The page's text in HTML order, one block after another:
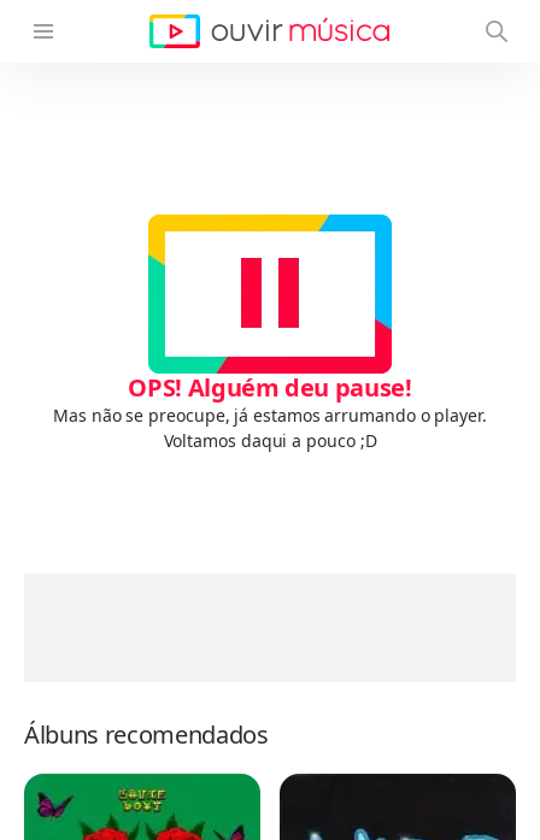
OPS! Alguém deu pause!
Mas não se preocupe, já estamos arrumando o player.
Voltamos daqui a pouco ;D
Álbuns recomendados